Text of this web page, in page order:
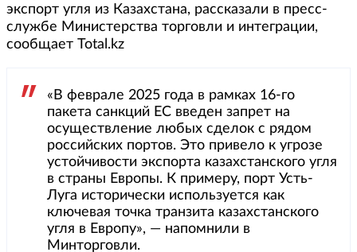
экспорт угля из Казахстана, рассказали в пресс-
службе Министерства торговли и интеграции,
сообщает Total.kz
«В феврале 2025 года в рамках 16-го
пакета санкций ЕС введен запрет на
осуществление любых сделок с рядом
российских портов. Это привело к угрозе
устойчивости экспорта казахстанского угля
в страны Европы. К примеру, порт Усть-
Луга исторически используется как
ключевая точка транзита казахстанского
угля в Европу», — напомнили в
Минторговли.